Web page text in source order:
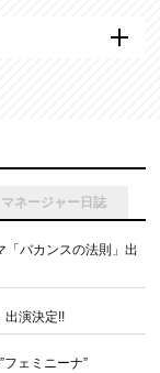
マネージャー日誌
「バカンスの法則」出
出演決定!!
フェミニーナ”